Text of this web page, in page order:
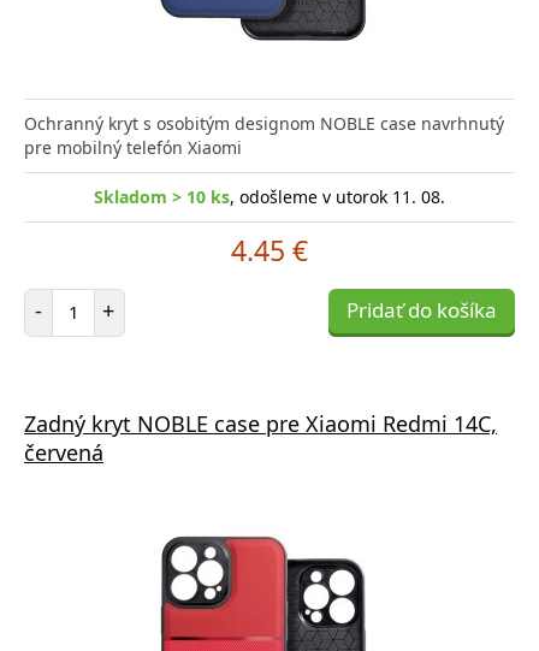
Ochranný kryt s osobitým designom NOBLE case navrhnutý
pre mobilný telefón Xiaomi
Skladom > 10 ks, odošleme v utorok 11. 08.
4.45 €
- Počet položiek
+ Pridať do košíka
Zadný kryt NOBLE case pre Xiaomi Redmi 14C,
červená